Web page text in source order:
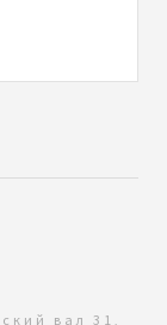
вал 31,